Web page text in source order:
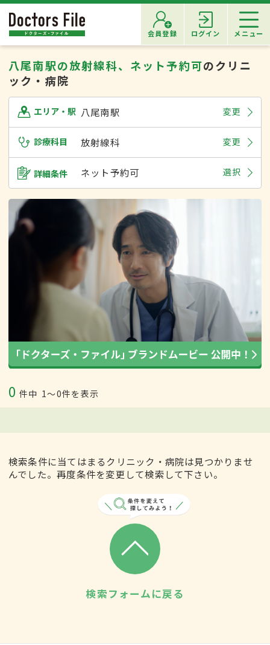
会員登録 ログイン メニュー
八尾南駅の放射線科、ネット予約可のクリニ
ック・病院
エリア・駅 八尾南駅 変更
診療科目 放射線科 変更
詳細条件 ネット予約可 選択
0 件中 1〜0件を表示
検索条件に当てはまるクリニック・病院は見つかりませ
んでした。再度条件を変更して検索して下さい。
検索フォームに戻る